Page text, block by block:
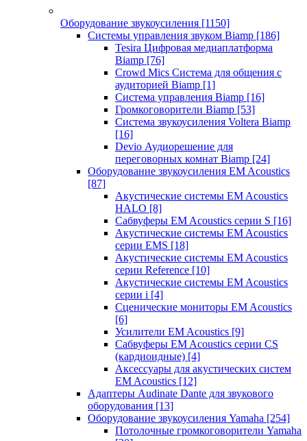
Оборудование звукоусиления [1150]
Системы управления звуком Biamp [186]
Tesira Цифровая медиаплатформа
Biamp [76]
Crowd Mics Система для общения с
аудиторией Biamp [1]
Система управления Biamp [16]
Громкоговорители Biamp [53]
Система звукоусиления Voltera Biamp
[16]
Devio Аудиорешение для
переговорных комнат Biamp [24]
Оборудование звукоусиления EM Acoustics
[87]
Акустические системы EM Acoustics
HALO [8]
Сабвуферы EM Acoustics серии S [16]
Акустические системы EM Acoustics
серии EMS [18]
Акустические системы EM Acoustics
серии Reference [10]
Акустические системы EM Acoustics
серии i [4]
Сценические мониторы EM Acoustics
[6]
Усилители EM Acoustics [9]
Сабвуферы EM Acoustics серии CS
(кардиоидные) [4]
Аксессуары для акустических систем
EM Acoustics [12]
Адаптеры Audinate Dante для звукового
оборудования [13]
Оборудование звукоусиления Yamaha [254]
Потолочные громкоговорители Yamaha